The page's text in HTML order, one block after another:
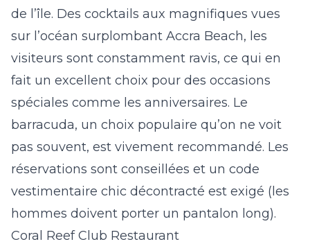
de l’île. Des cocktails aux magnifiques vues
sur l’océan surplombant Accra Beach, les
visiteurs sont constamment ravis, ce qui en
fait un excellent choix pour des occasions
spéciales comme les anniversaires. Le
barracuda, un choix populaire qu’on ne voit
pas souvent, est vivement recommandé. Les
réservations sont conseillées et un code
vestimentaire chic décontracté est exigé (les
hommes doivent porter un pantalon long).
Coral Reef Club Restaurant